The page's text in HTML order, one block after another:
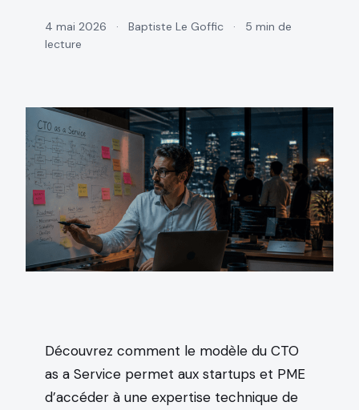
4 mai 2026 · Baptiste Le Goffic ·
5 min de
lecture
Découvrez comment le modèle du CTO
as a Service permet aux startups et PME
d’accéder à une expertise technique de